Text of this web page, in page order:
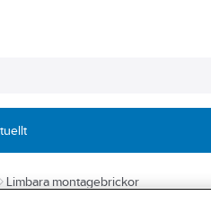
Limbara montagebrickor